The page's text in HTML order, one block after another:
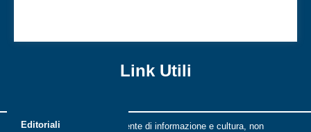
Link Utili
Editoriali
Riflessi è una rivista indipendente di informazione e cultura, non